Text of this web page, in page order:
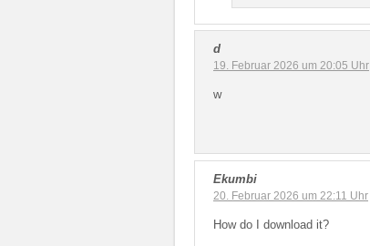
d
19. Februar 2026 um 20:05 Uhr
w
Ekumbi
20. Februar 2026 um 22:11 Uhr
How do I download it?